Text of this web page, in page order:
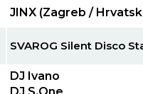
JINX (Zagreb /
SVAROG Silent Disco
DJ Ivano